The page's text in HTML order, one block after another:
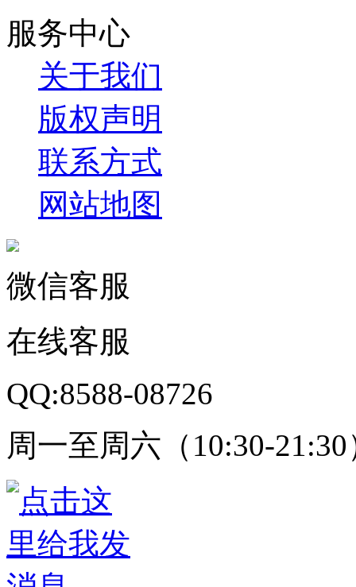
服务中心
关于我们
版权声明
联系方式
网站地图
微信客服
在线客服
QQ:8588-08726
周一至周六（10:30-21:30